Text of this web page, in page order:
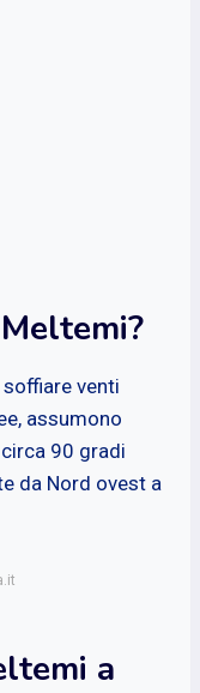
venti
assumono
90 gradi
da Nord ovest a
a